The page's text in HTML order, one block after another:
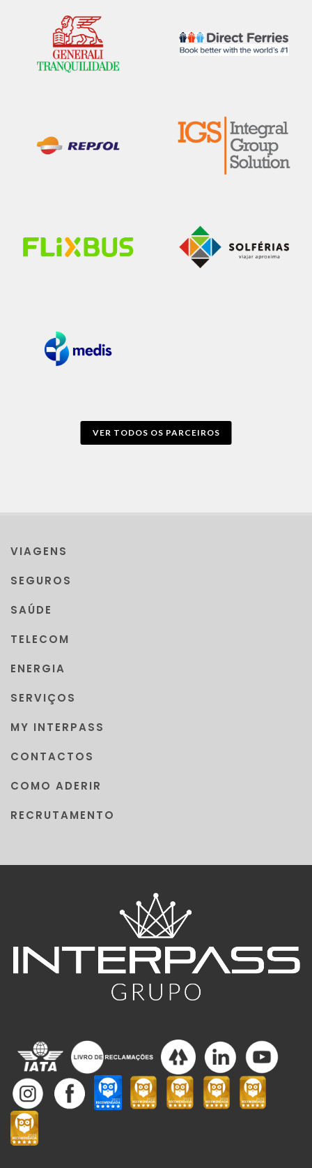
VER TODOS OS PARCEIROS
VIAGENS
SEGUROS
SAÚDE
TELECOM
ENERGIA
SERVIÇOS
MY INTERPASS
CONTACTOS
COMO ADERIR
RECRUTAMENTO